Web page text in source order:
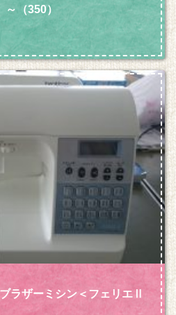
～（350）
ラザーミシン＜フェリエⅡ